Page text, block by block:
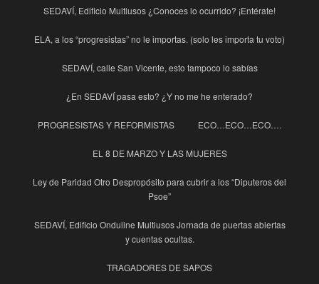
SEDAVÍ, Edificio Multiusos ¿Conoces lo ocurrido? ¡Entérate!
ELA, a los “progresistas” no le importas. (solo les importa tu voto)
SEDAVÍ, calle San Vicente, esto tampoco lo sabías
¿En SEDAVÍ pasa esto? ¿Y no me he enterado?
PROGRESISTAS Y REFORMISTAS ECO…ECO…ECO….
EL 8 DE MARZO Y LAS MUJERES
Ley de Paridad Otro Despropósito para cubrir a los “Diputeros del
Psoe”
SEDAVÍ, Edificio Onduline Multiusos Jornada de puertas abiertas
y cuentas ocultas.
TRAGADORES DE SAPOS